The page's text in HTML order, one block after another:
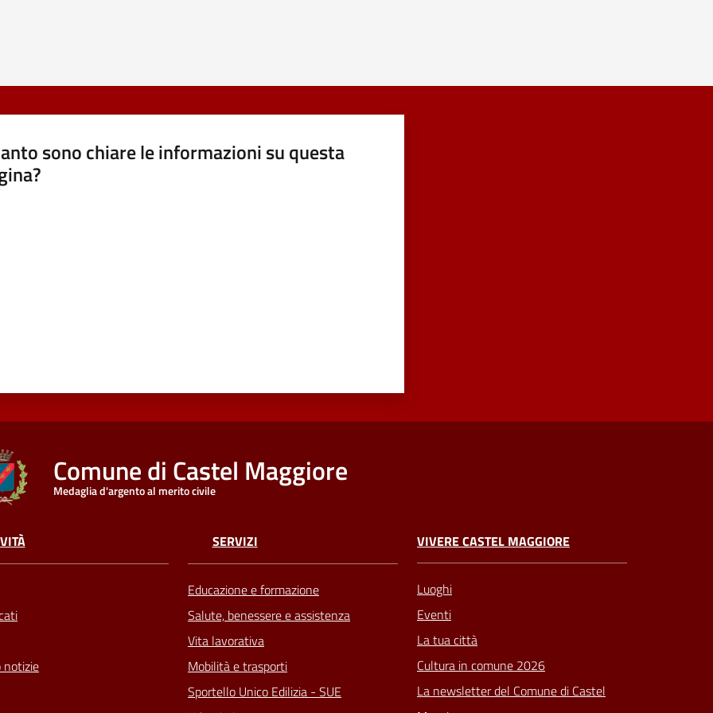
sono chiare le informazioni su questa
Comune di Castel Maggiore
Medaglia d'argento al merito civile
notizie
SERVIZI
Educazione e formazione
Salute, benessere e assistenza
Vita lavorativa
Mobilità e trasporti
Sportello Unico Edilizia - SUE
VIVERE CASTEL MAGGIORE
Luoghi
Eventi
La tua città
Cultura in comune 2026
La newsletter del Comune di Castel